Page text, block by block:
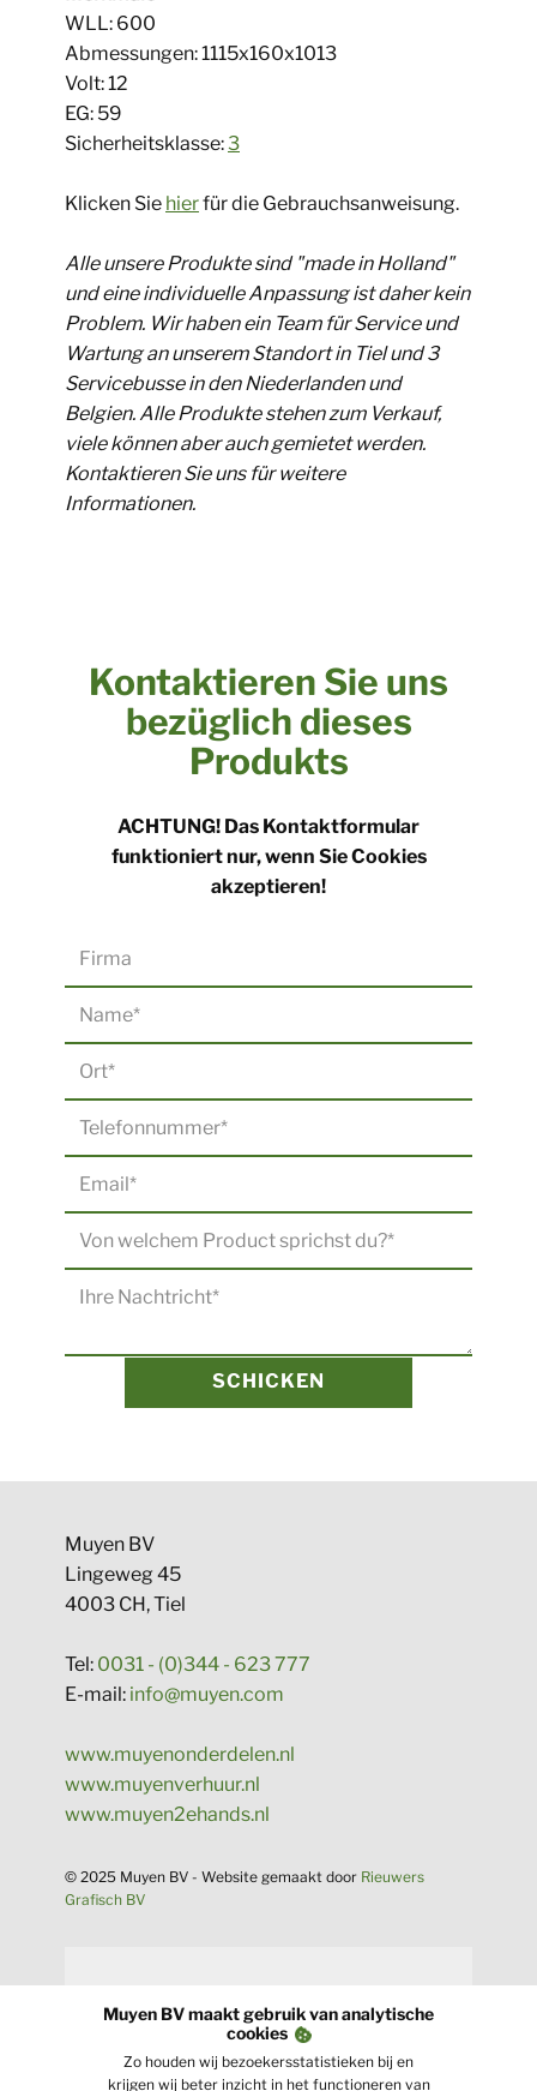
WLL: 600
​ Abmessungen: 1115x160x1013
Volt: 12
EG: 59
​ Sicherheitsklasse:3
Klicken Sie hierfür die Gebrauchsanweisung.
Alle unsere Produkte sind "made in Holland"
und eine individuelle Anpassung ist daher kein
Problem. Wir haben ein Team für Service und
Wartung an unserem Standort in Tiel und 3
Servicebusse in den Niederlanden und
Belgien. Alle Produkte stehen zum Verkauf,
viele können aber auch gemietet werden.
Kontaktieren Sie uns für weitere
Informationen.
Kontaktieren Sie uns
bezüglich dieses
Produkts
​ACHTUNG! Das Kontaktformular
funktioniert nur, wenn Sie Cookies
akzeptieren!
SCHICKEN
​Muyen BV
Lingeweg 45
4003 CH, Tiel
Tel: 0031 - (0)344 - 623 777
E-mail: info@muyen.com
www.muyenonderdelen.nl
www.muyenverhuur.nl
www.muyen2ehands.nl
​​© 2025 Muyen BV - Website gema​akt door Rieuwers
Grafisch BV​
​Muyen BV maakt gebruik van analytische
cookies
Zo houden wij bezoekersstatistieken bij en
krijgen wij beter inzicht in het functioneren van